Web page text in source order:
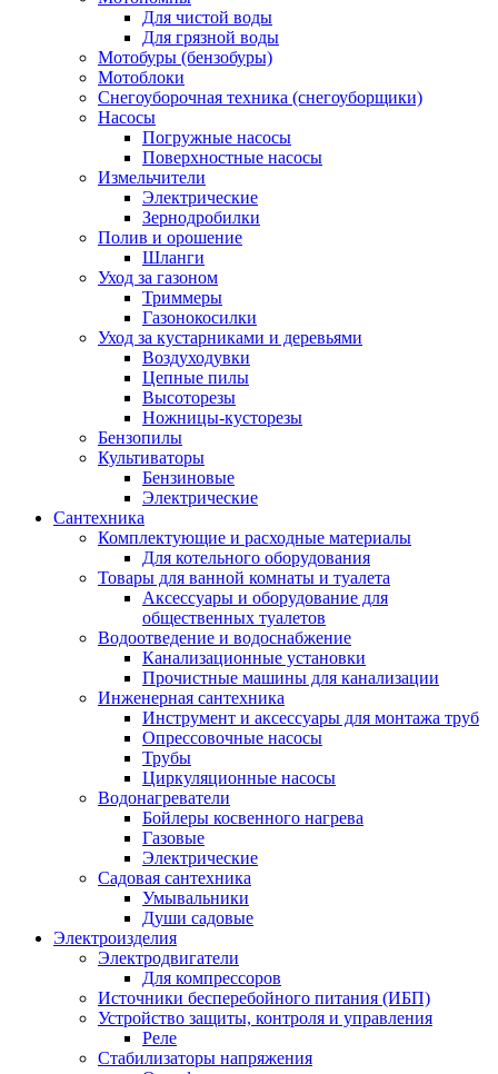
Для чистой воды
Для грязной воды
Мотобуры (бензобуры)
Мотоблоки
Снегоуборочная техника (снегоуборщики)
Насосы
Погружные насосы
Поверхностные насосы
Измельчители
Электрические
Зернодробилки
Полив и орошение
Шланги
Уход за газоном
Триммеры
Газонокосилки
Уход за кустарниками и деревьями
Воздуходувки
Цепные пилы
Высоторезы
Ножницы-кусторезы
Бензопилы
Культиваторы
Бензиновые
Электрические
Сантехника
Комплектующие и расходные материалы
Для котельного оборудования
Товары для ванной комнаты и туалета
Аксессуары и оборудование для
общественных туалетов
Водоотведение и водоснабжение
Канализационные установки
Прочистные машины для канализации
Инженерная сантехника
Инструмент и аксессуары для монтажа труб
Опрессовочные насосы
Трубы
Циркуляционные насосы
Водонагреватели
Бойлеры косвенного нагрева
Газовые
Электрические
Садовая сантехника
Умывальники
Души садовые
Электроизделия
Электродвигатели
Для компрессоров
Источники бесперебойного питания (ИБП)
Устройство защиты, контроля и управления
Реле
Стабилизаторы напряжения